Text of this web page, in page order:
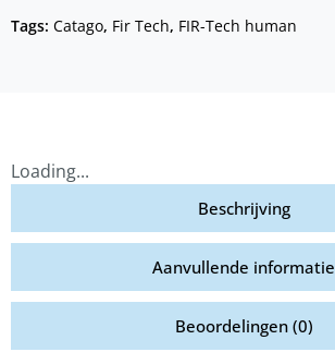
Tags: Catago, Fir Tech, FIR-Tech human
Loading...
Beschrijving
Aanvullende informatie
Beoordelingen (0)